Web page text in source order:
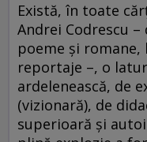
Există, în toate
Andrei Codrescu –
poeme şi romane,
reportaje –, o
ardelenească, de
(vizionară), de
superioară şi